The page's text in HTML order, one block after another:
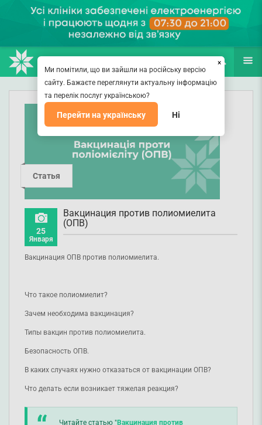
(067) 127-03-03
ПОИСК ЕЩЁ
Статья
25
Января
Вакцинация против полиомиелита
(ОПВ)
Вакцинация ОПВ против полиомиелита.
Что такое полиомиелит?
Зачем необходима вакцинация?
Типы вакцин против полиомиелита.
Безопасность ОПВ.
В каких случаях нужно отказаться от вакцинации ОПВ?
Что делать если возникает тяжелая реакция?
Читайте статью "Вакцинация против
×
Ми помітили, що ви зайшли на російську версію
сайту. Бажаєте переглянути актуальну інформацію
та перелік послуг українською?
Перейти на українську Ні